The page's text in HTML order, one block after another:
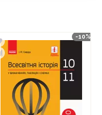
-10%